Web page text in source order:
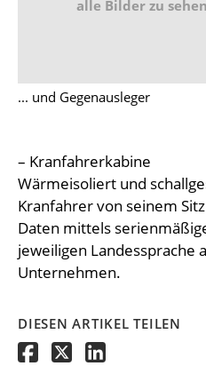
alle Bilder zu sehen
... und Gegenausleger
– Kranfahrerkabine
Wärmeisoliert und
Kranfahrer von seinem
Daten mittels
jeweiligen Landessprache
Unternehmen.
DIESEN ARTIKEL TEILEN